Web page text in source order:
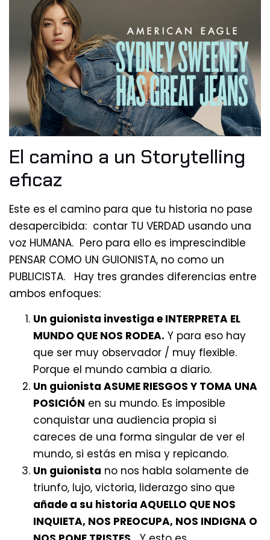
El camino a un Storytelling
eficaz
Este es el camino para que tu historia no pase
desapercibida: contar TU VERDAD usando una
voz HUMANA. Pero para ello es imprescindible
PENSAR COMO UN GUIONISTA, no como un
PUBLICISTA. Hay tres grandes diferencias entre
ambos enfoques:
Un guionista investiga e INTERPRETA EL
MUNDO QUE NOS RODEA. Y para eso hay
que ser muy observador / muy flexible.
Porque el mundo cambia a diario.
Un guionista ASUME RIESGOS Y TOMA UNA
POSICIÓN en su mundo. Es imposible
conquistar una audiencia propia si
careces de una forma singular de ver el
mundo, si estás en misa y repicando.
Un guionista no nos habla solamente de
triunfo, lujo, victoria, liderazgo sino que
añade a su historia AQUELLO QUE NOS
INQUIETA, NOS PREOCUPA, NOS INDIGNA O